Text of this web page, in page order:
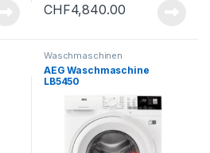
CHF4,840.00
Waschmaschinen
AEG Waschmaschine
LB5450